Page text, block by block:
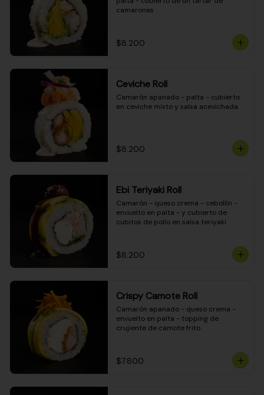
camarones
$8.200
Ceviche Roll
Camarón apanado - palta - cubierto
en ceviche mixto y salsa acevichada
$8.200
Ebi Teriyaki Roll
Camarón - queso crema - cebollín -
envuelto en palta - y cubierto de
cubitos de pollo en salsa teriyaki
$8.200
Crispy Camote Roll
Camarón apanado - queso crema -
envuelto en palta - topping de
crujiente de camote frito
$7.800